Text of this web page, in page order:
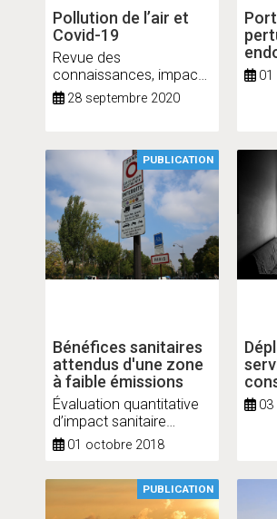
Pollution de l’air et
Covid-19
Revue des
connaissances, impact
des mesures de
confinement et enjeux
28 septembre 2020
01
Bénéfices sanitaires
attendus d'une zone
à faible émissions
PUBLICATION
Évaluation quantitative
d’impact sanitaire
prospective pour
l’agglomération
01 octobre 2018
en03
PUBLICATION